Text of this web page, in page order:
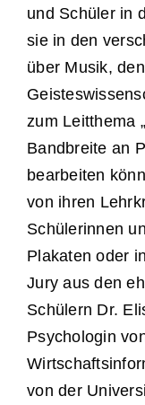
und Schüler in
sie in den
über Musik,
zum Leitthema
Bandbreite an
bearbeiten
von ihren
Schülerinnen
Plakaten oder
Jury aus den
Schülern Dr.
Psychologin
von der